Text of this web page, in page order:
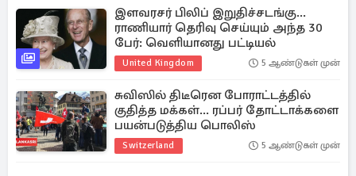
இளவரசர் பிலிப் இறுதிச்சடங்கு...
ராணியார் தெரிவு செய்யும் அந்த 30
பேர்: வெளியானது பட்டியல்
United Kingdom 5 ஆண்டுகள் முன்
சுவிஸில் திடீரென போராட்டத்தில்
குதித்த மக்கள்... ரப்பர் தோட்டாக்களை
பயன்படுத்திய பொலிஸ்
Switzerland 5 ஆண்டுகள் முன்